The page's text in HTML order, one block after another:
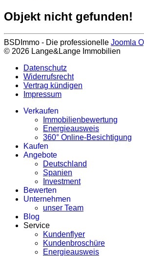
Objekt nicht gefunden!
BSDImmo - Die professionelle Joomla
© 2026 Lange&Lange Immobilien
Datenschutz
Widerrufsrecht
Vertrag kündigen
Impressum
Verkaufen
Immobilienbewertung
Energieausweis
360° Online-Besichtigung
Kaufen
Angebote
Deutschland
Spanien
Investment
Bewerten
Unternehmen
unser Team
Blog
Service
Kundenflyer
Kundenbroschüre
Energieausweis